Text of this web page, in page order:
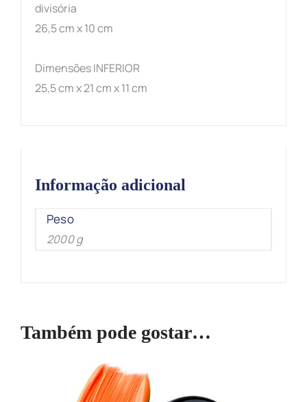
divisória
26,5 cm x 10 cm
Dimensões INFERIOR
25,5 cm x 21 cm x 11 cm
Informação adicional
Peso
2000 g
Também pode gostar…